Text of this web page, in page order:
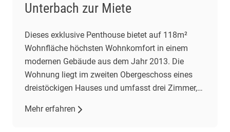
Unterbach zur Miete
Dieses exklusive Penthouse bietet auf 118m²
Wohnfläche höchsten Wohnkomfort in einem
modernen Gebäude aus dem Jahr 2013. Die
Wohnung liegt im zweiten Obergeschoss eines
dreistöckigen Hauses und umfasst drei Zimmer,
Wohnzimmer mit offener Einbauküche. Der
Mehr erfahren